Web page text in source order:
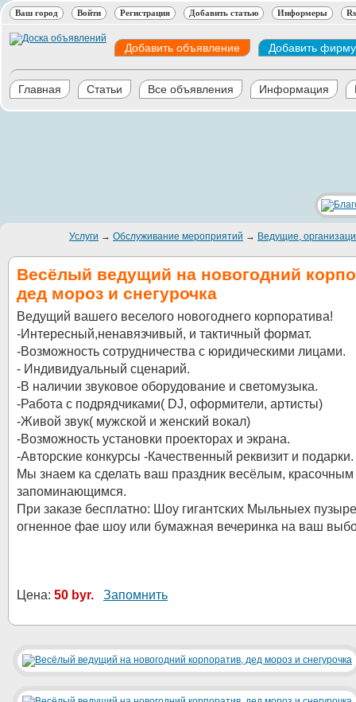
Ваш город Войти Регистрация Добавить статью Информеры
Добавить объявление Добавить фирму
Главная Статьи Все объявления Информация
Услуги → Обслуживание мероприятий → Ведущие,
Весёлый ведущий на новогодний
дед мороз и снегурочка
Ведущий вашего веселого новогоднего корпоратива!
-Интересный,ненавязчивый, и тактичный формат.
-Возможность сотрудничества с юридическими лицами.
- Индивидуальный сценарий.
-В наличии звуковое оборудование и светомузыка.
-Работа с подрядчиками( DJ, оформители, артисты)
-Живой звук( мужской и женский вокал)
-Возможность установки проекторах и экрана.
-Авторские конкурсы -Качественный реквизит и подарки.
Мы знаем ка сделать ваш праздник весёлым, красочным
запоминающимся.
При заказе бесплатно: Шоу гигантских Мыльныех
огненное фае шоу или бумажная вечеринка на ваш
Цена: 50 byr. Запомнить